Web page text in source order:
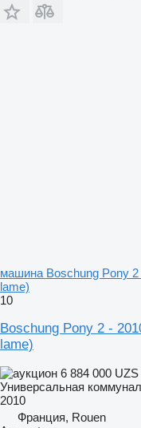
машина Boschung Pony
lame)
10
Boschung Pony 2 -
lame)
6 884 000 UZS
Универсальная
2010
Франция, Rouen